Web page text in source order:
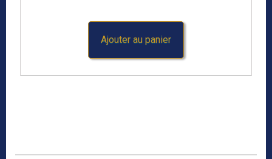
Ajouter au panier